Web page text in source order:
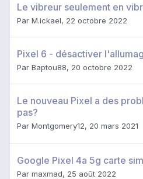
Le vibreur seulement en
Par M.ickael, 22 octobre 2022
Pixel 6 - désactiver
Par Baptou88, 20 octobre 2022
Le nouveau Pixel a des
pas?
Par Montgomery12, 20 mars 2021
Google Pixel 4a 5g carte
Par maxmad, 25 août 2022